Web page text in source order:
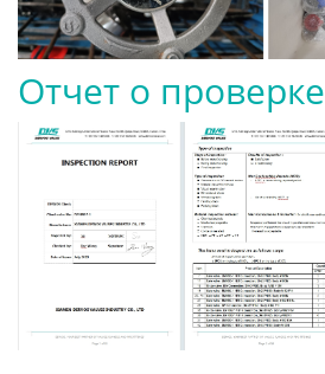
Отчет о проверке